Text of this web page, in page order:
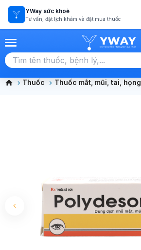
YWay sức khoẻ
Tư vấn, đặt lịch khám và đặt mua thuốc
Chọn tất cả (0)
Thuốc Thuốc mắt, mũi, tai, họng